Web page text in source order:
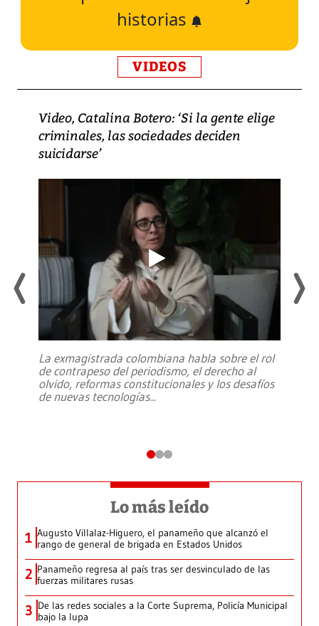
historias
VIDEOS
Video, Catalina Botero: ‘Si la gente elige
criminales, las sociedades deciden
suicidarse’
La exmagistrada colombiana habla sobre el rol
de contrapeso del periodismo, el derecho al
olvido, reformas constitucionales y los desafíos
de nuevas tecnologías...
Lo más leído
1 Augusto Villalaz-Higuero, el panameño que alcanzó el
rango de general de brigada en Estados Unidos
2 Panameño regresa al país tras ser desvinculado de las
fuerzas militares rusas
3 De las redes sociales a la Corte Suprema, Policía Municipal
bajo la lupa